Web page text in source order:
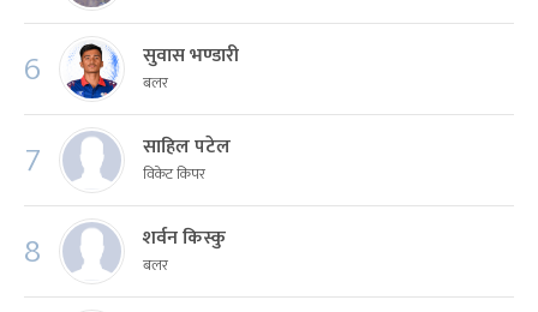
6 सुवास भण्डारी
बलर
7 साहिल पटेल
विकेट किपर
8 शर्वन किस्कु
बलर